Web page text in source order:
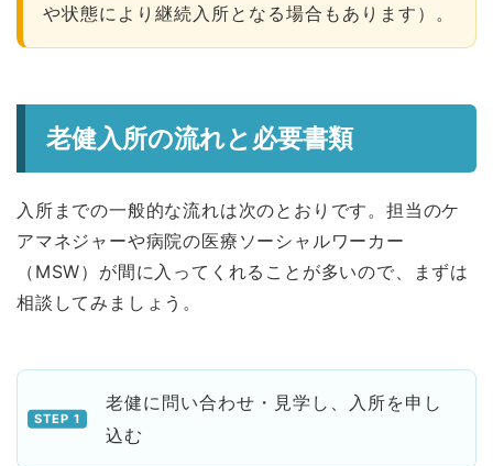
や状態により継続入所となる場合もあります）。
老健入所の流れと必要書類
入所までの一般的な流れは次のとおりです。担当のケ
アマネジャーや病院の医療ソーシャルワーカー
（MSW）が間に入ってくれることが多いので、まずは
相談してみましょう。
老健に問い合わせ・見学し、入所を申し
込む